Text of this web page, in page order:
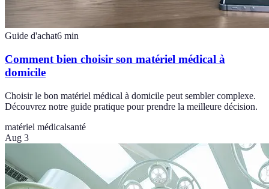
Guide d'achat6 min
Comment bien choisir son matériel médical à
domicile
Choisir le bon matériel médical à domicile peut sembler complexe.
Découvrez notre guide pratique pour prendre la meilleure décision.
matériel médicalsanté
Aug 3